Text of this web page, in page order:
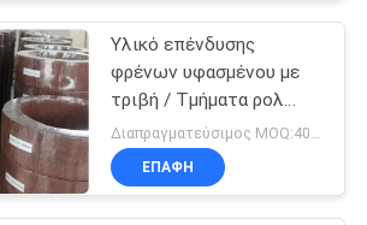
φρένων
Υλικό επένδυσης
φρένων υφασμένου με
τριβή / Τμήματα ρολ
επένδυσης φρένων
ελαφρών φορτηγών
Διαπραγματεύσιμος MOQ:400 ΚΛ
ΕΠΑΦΉ